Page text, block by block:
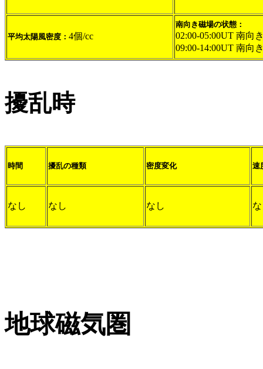
平均太陽風密度： 4個/cc
南向き磁場の状態：
02:00-05:00UT 南向
09:00-14:00UT 南向
擾乱時
時間 擾乱の種類 密度変化 速
なし なし なし
地球磁気圏